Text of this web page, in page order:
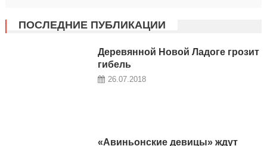
ПОСЛЕДНИЕ ПУБЛИКАЦИИ
Деревянной Новой Ладоге грозит
гибель
26.07.2018
«Авиньонские девицы» ждут